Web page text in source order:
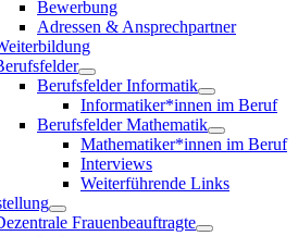
Bewerbung
Adressen & Ansprechpartner
Berufsfelder Informatik
Informatiker*innen im Beruf
Berufsfelder Mathematik
Mathematiker*innen im Beruf
Interviews
Weiterführende Links
Frauenbeauftragte